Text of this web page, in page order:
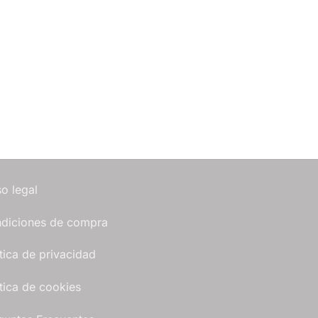
legal
de compra
de privacidad
de cookies